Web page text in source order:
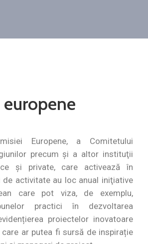
Europene, a Comitetului
precum şi a altor instituţii
şi private, care activează în
activitate au loc anual iniţiative
care pot viza, de exemplu,
practici în dezvoltarea
proiectelor inovatoare
care ar putea fi sursă de inspirație